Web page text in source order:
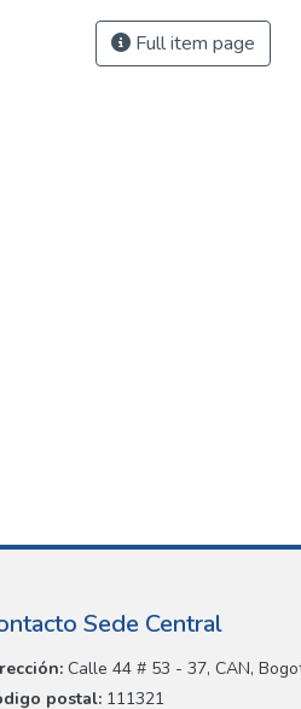
Full item page
Sede Central
Calle 44 # 53 - 37, CAN,
postal: 111321